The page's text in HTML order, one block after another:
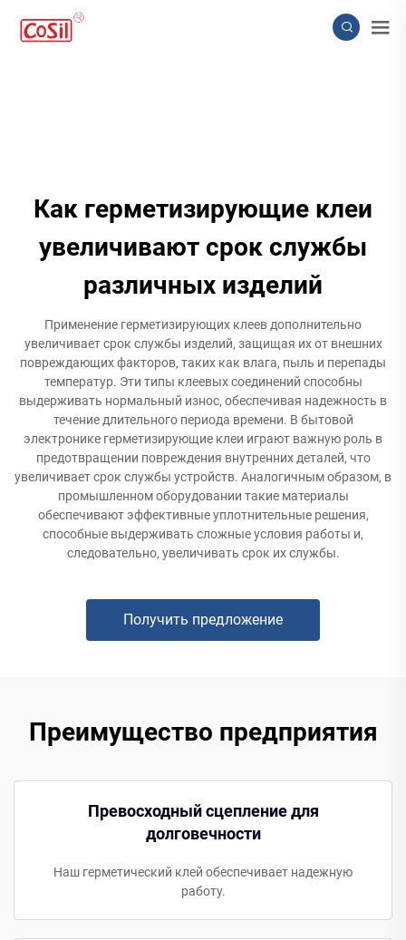
Как герметизирующие клеи
увеличивают срок службы
различных изделий
Применение герметизирующих клеев дополнительно
увеличивает срок службы изделий, защищая их от внешних
повреждающих факторов, таких как влага, пыль и перепады
температур. Эти типы клеевых соединений способны
выдерживать нормальный износ, обеспечивая надежность в
течение длительного периода времени. В бытовой
электронике герметизирующие клеи играют важную роль в
предотвращении повреждения внутренних деталей, что
увеличивает срок службы устройств. Аналогичным образом, в
промышленном оборудовании такие материалы
обеспечивают эффективные уплотнительные решения,
способные выдерживать сложные условия работы и,
следовательно, увеличивать срок их службы.
Получить предложение
Преимущество предприятия
Превосходный сцепление для
долговечности
Наш герметический клей обеспечивает надежную
работу.